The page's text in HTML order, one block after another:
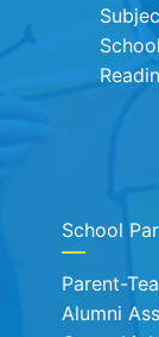
School
Parent-
Alumni